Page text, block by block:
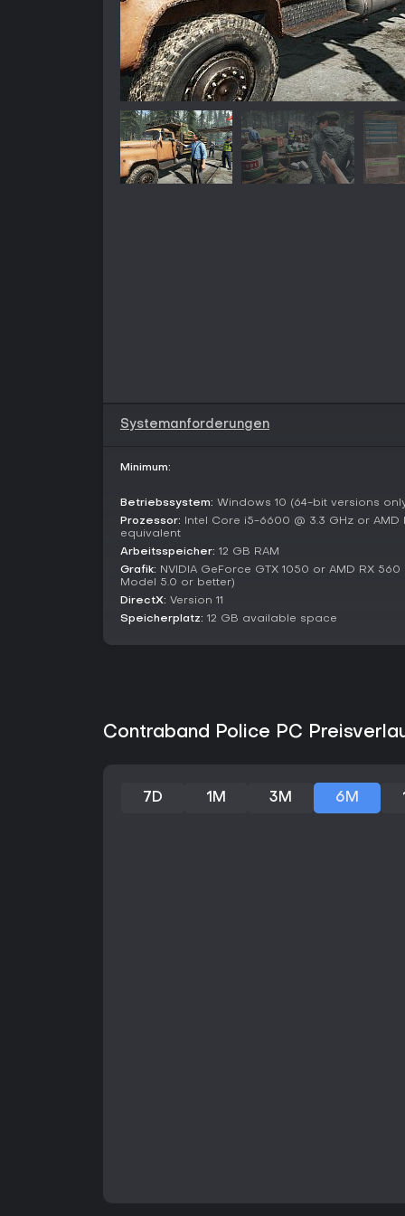
Systemanforderungen
Minimum:
Betriebssystem: Windows 10 (64-bit versions
Prozessor: Intel Core i5-6600 @ 3.3 GHz or AMD
equivalent
Arbeitsspeicher: 12 GB RAM
Grafik: NVIDIA GeForce GTX 1050 or AMD RX
Model 5.0 or better)
DirectX: Version 11
Speicherplatz: 12 GB available space
Contraband Police PC
7D 1M 3M 6M